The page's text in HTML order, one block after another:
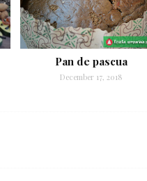
Pan de pascua
December 17, 2018